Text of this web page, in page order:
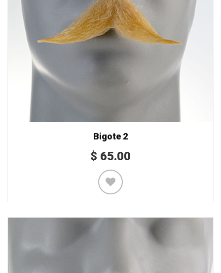
Bigote 2
$ 65.00